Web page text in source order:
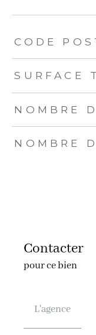
CODE
SURFACE
NOMBRE
NOMBRE
Contacter
pour ce bien
L'agence